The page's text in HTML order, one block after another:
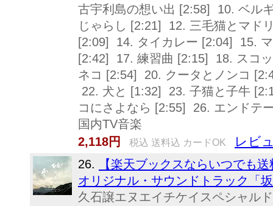
古宇利島の想い出 [2:58] 10. ベル
じゃらし [2:21] 12. 三毛猫とマド
[2:09] 14. タイカレー [2:04] 15.
[2:42] 17. 練習曲 [2:15] 18. スコ
ネコ [2:54] 20. クータとノンコ
22. 犬と [1:32] 23. 子猫と子牛
コにさよなら [2:55] 26. エンドテ
国内TV音楽
2,118円
税込 送料込 カードOK レビ
26.
【楽天ブックスならいつでも
オリジナル・サウンドトラック「
久石譲エヌエイチケイスペシャル